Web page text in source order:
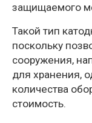
защищаемого
Такой тип
поскольку
сооружения,
для хранения,
количества
стоимость.